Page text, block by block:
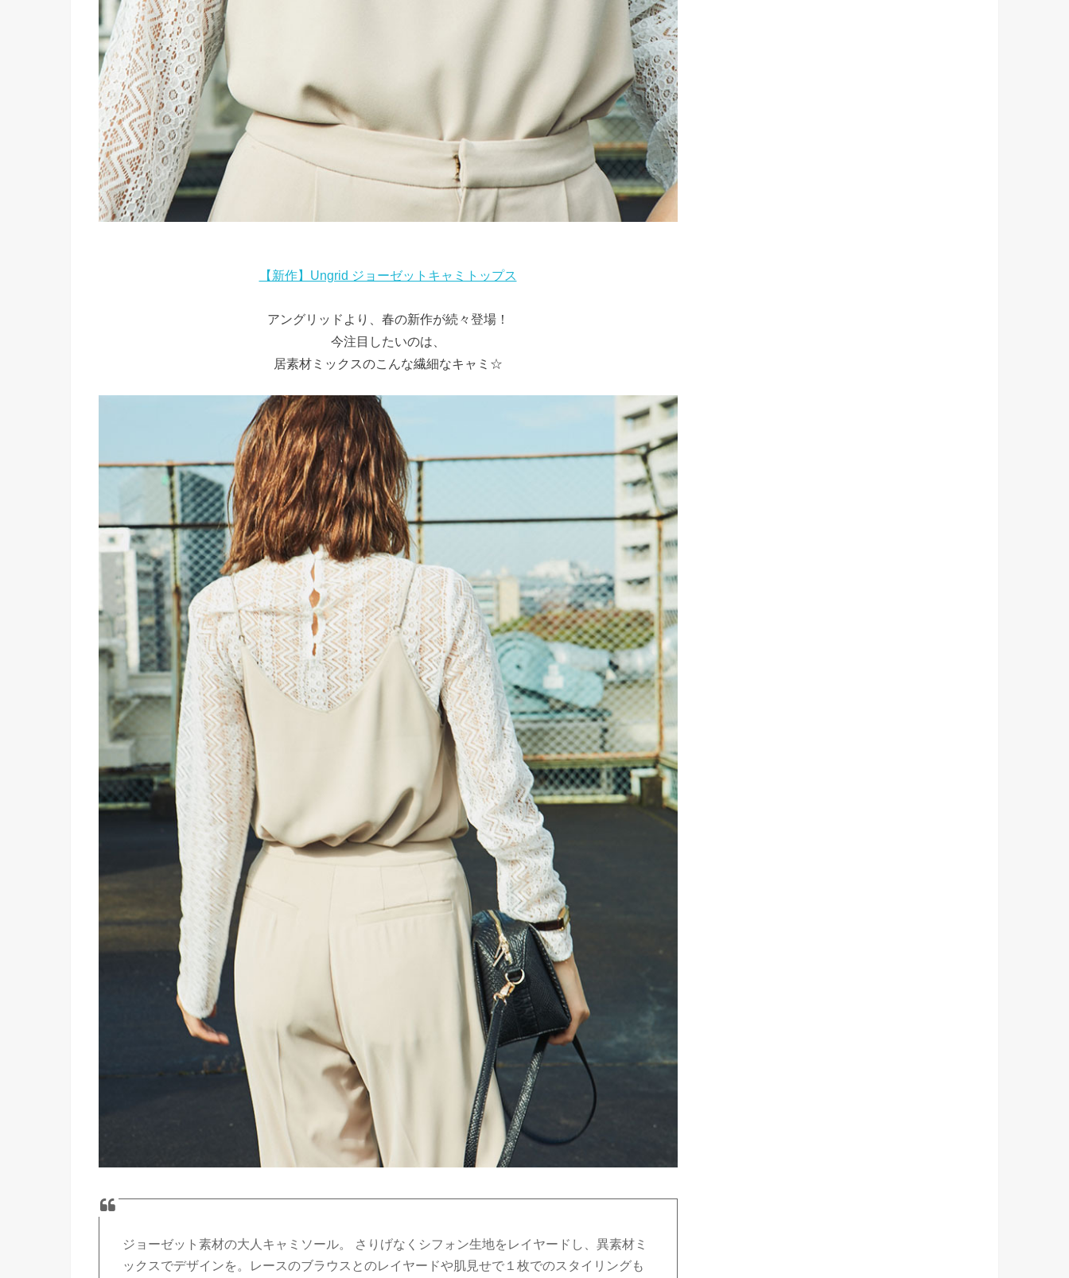
【新作】Ungrid ジョーゼットキャミトップス
アングリッドより、春の新作が続々登場！
今注目したいのは、
居素材ミックスのこんな繊細なキャミ☆
ジョーゼット素材の大人キャミソール。 さりげなくシフォン生地をレイヤードし、異素材ミ
ックスでデザインを。レースのブラウスとのレイヤードや肌見せで１枚でのスタイリングも